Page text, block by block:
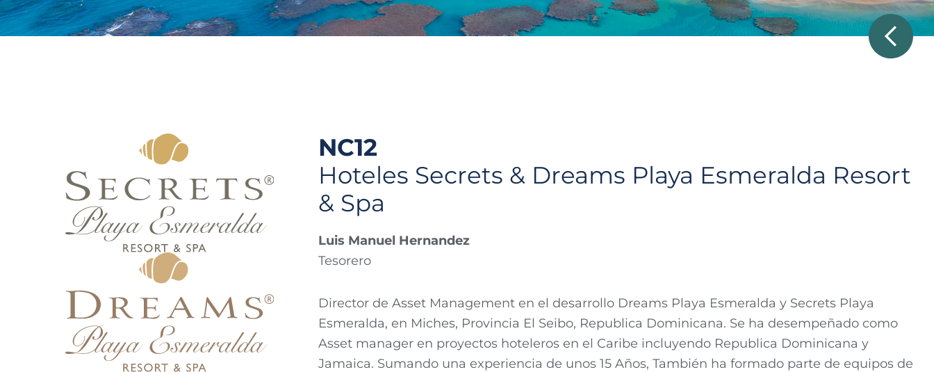
NC12
Hoteles Secrets & Dreams Playa Esmeralda Resort
& Spa
Luis Manuel Hernandez
Tesorero
Director de Asset Management en el desarrollo Dreams Playa Esmeralda y Secrets Playa
Esmeralda, en Miches, Provincia El Seibo, Republica Dominicana. Se ha desempeñado como
Asset manager en proyectos hoteleros en el Caribe incluyendo Republica Dominicana y
Jamaica. Sumando una experiencia de unos 15 Años, También ha formado parte de equipos de